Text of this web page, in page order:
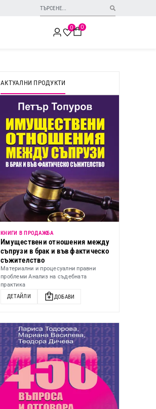
0 0
АКТУАЛНИ ПРОДУКТИ
КНИГИ В ПРОДАЖБА
Имуществени отношения между
съпрузи в брак и във фактическо
съжителство
Материални и процесуални правни
проблеми Анализ на съдебната
практика
ДЕТАЙЛИ
ДОБАВИ